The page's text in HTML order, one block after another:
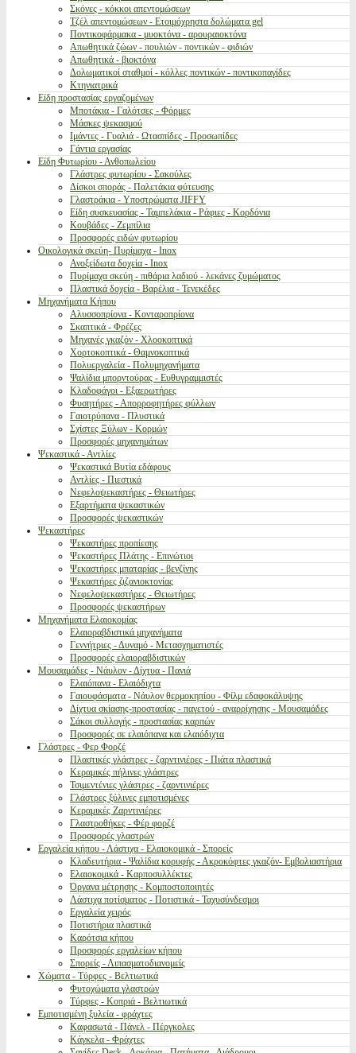
Σκόνες - κόκκοι απεντομώσεων
Τζέλ απεντομώσεων - Ετοιμόχρηστα δολώματα gel
Ποντικοφάρμακα - μυοκτόνα - αρουραιοκτόνα
Απωθητικά ζώων - πουλιών - ποντικών - φιδιών
Απωθητικά - βιοκτόνα
Δολωματικοί σταθμοί - κόλλες ποντικών - ποντικοπαγίδες
Κτηνιατρικά
Είδη προστασίας εργαζομένων
Μποτάκια - Γαλότσες - Φόρμες
Μάσκες ψεκασμού
Ιμάντες - Γυαλιά - Ωτασπίδες - Προσωπίδες
Γάντια εργασίας
Είδη Φυτωρίου - Ανθοπωλείου
Γλάστρες φυτωρίου - Σακούλες
Δίσκοι σποράς - Παλετάκια φύτευσης
Γλαστράκια - Υποστρώματα JIFFY
Είδη συσκευασίας - Ταμπελάκια - Ράφιες - Κορδόνια
Κουβάδες - Ζεμπίλια
Προσφορές ειδών φυτωρίου
Οικολογικά σκεύη- Πυρίμαχα - Inox
Ανοξείδωτα δοχεία - Inox
Πυρίμαχα σκεύη - πιθάρια λαδιού - λεκάνες ζυμώματος
Πλαστικά δοχεία - Βαρέλια - Τενεκέδες
Μηχανήματα Κήπου
Αλυσσοπρίονα - Κονταροπρίονα
Σκαπτικά - Φρέζες
Μηχανές γκαζόν - Χλοοκοπτικά
Χορτοκοπτικά - Θαμνοκοπτικά
Πολυεργαλεία - Πολυμηχανήματα
Ψαλίδια μπορντούρας - Ευθυγραμμιστές
Κλαδοφάγοι - Εξαερωτήρες
Φυσητήρες - Απορροφητήρες φύλλων
Γαιοτρύπανα - Πλυστικά
Σχίστες Ξύλων - Κορμών
Προσφορές μηχανημάτων
Ψεκαστικά - Αντλίες
Ψεκαστικά Βυτία εδάφους
Αντλίες - Πιεστικά
Νεφελοψεκαστήρες - Θειωτήρες
Εξαρτήματα ψεκαστικών
Προσφορές ψεκαστικών
Ψεκαστήρες
Ψεκαστήρες προπίεσης
Ψεκαστήρες Πλάτης - Επινώτιοι
Ψεκαστήρες μπαταρίας - βενζίνης
Ψεκαστήρες ζιζανιοκτονίας
Νεφελοψεκαστήρες - Θειωτήρες
Προσφορές ψεκαστήρων
Μηχανήματα Ελαιοκομίας
Ελαιοραβδιστικά μηχανήματα
Γεννήτριες - Δυναμό - Μετασχηματιστές
Προσφορές ελαιοραβδιστικών
Μουσαμάδες - Νάυλον - Δίχτυα - Πανιά
Ελαιόπανα - Ελαιόδιχτα
Γαιουφάσματα - Νάυλον θερμοκηπίου - Φίλμ εδαφοκάλυψης
Δίχτυα σκίασης-προστασίας - παγετού - αναρρίχησης - Μουσαμάδες
Σάκοι συλλογής - προστασίας καρπών
Προσφορές σε ελαιόπανα και ελαιόδιχτα
Γλάστρες - Φερ Φορζέ
Πλαστικές γλάστρες - ζαρντινιέρες - Πιάτα πλαστικά
Κεραμικές πήλινες γλάστρες
Τσιμεντένιες γλάστρες - ζαρντινιέρες
Γλάστρες ξύλινες εμποτισμένες
Κεραμικές Ζαρντινιέρες
Γλαστροθήκες - Φέρ φορζέ
Προσφορές γλαστρών
Εργαλεία κήπου - Λάστιχα - Ελαιοκομικά - Σπορείς
Κλαδευτήρια - Ψαλίδια κορυφής - Ακροκόφτες γκαζόν- Εμβολιαστήρια
Ελαιοκομικά - Καρποσυλλέκτες
Όργανα μέτρησης - Κομποστοποιητές
Λάστιχα ποτίσματος - Ποτιστικά - Ταχυσύνδεσμοι
Εργαλεία χειρός
Ποτιστήρια πλαστικά
Καρότσια κήπου
Προσφορές εργαλείων κήπου
Σπορείς - Λιπασματοδιανομείς
Χώματα - Τύρφες - Βελτιωτικά
Φυτοχώματα γλαστρών
Τύρφες - Κοπριά - Βελτιωτικά
Εμποτισμένη ξυλεία - φράχτες
Καφασωτά - Πάνελ - Πέργκολες
Κάγκελα - Φράχτες